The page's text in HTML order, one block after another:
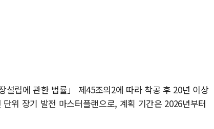
설립에 관한 법률」 제45조의2에 따라 착공 후 20년 이상
위 장기 발전 마스터플랜으로, 계획 기간은 2026년부터